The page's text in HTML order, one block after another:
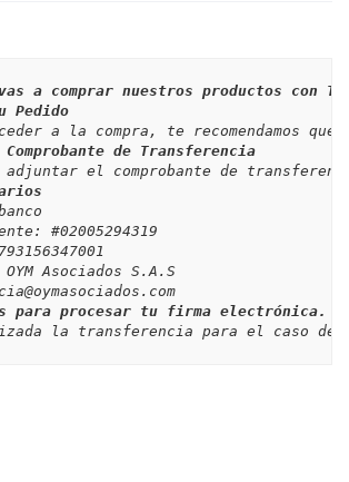
a comprar nuestros productos con
Pedido
de Transferencia
#02005294319
Asociados S.A.S
para procesar tu firma electrónica.
la transferencia para el caso de